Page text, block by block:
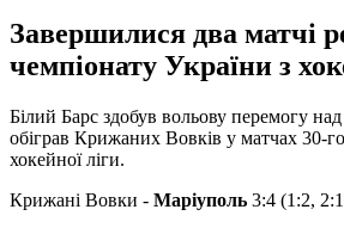
Завершилися два матчі
чемпіонату України з
Білий Барс здобув вольову перемогу
обіграв Крижаних Вовків у матчах 30-го
хокейної ліги.
Крижані Вовки - Маріуполь 3:4 (1:2,